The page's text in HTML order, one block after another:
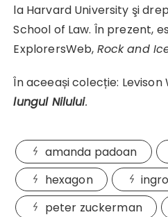
la Harvard University şi
School of Law. În prezent,
ExplorersWeb, Rock and
În aceeași colecție: Levison
lungul Nilului.
amanda padoan
hexagon
peter zuckerman